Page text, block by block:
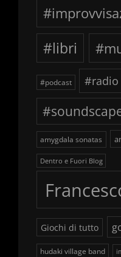
#libri
#podcast #radio
amygdala sonatas
Dentro e Fuori Blog
Giochi di tutto
hudaki village band